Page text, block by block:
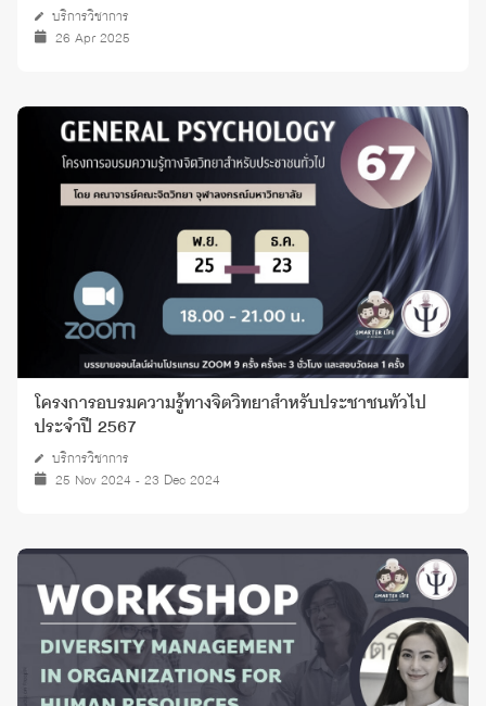
บริการวิชาการ
26 Apr 2025
โครงการอบรมความรู้ทางจิตวิทยาสำหรับประชาชนทั่วไป
ประจำปี 2567
บริการวิชาการ
25 Nov 2024 - 23 Dec 2024